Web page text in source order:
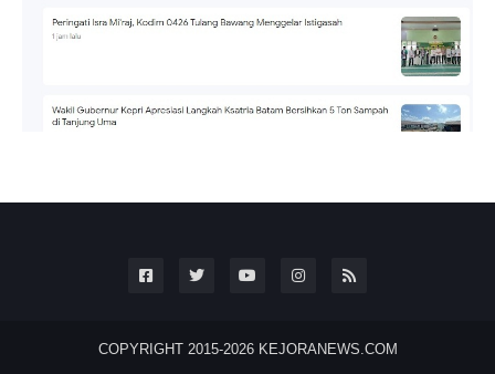
COPYRIGHT 2015-2026 KEJORANEWS.COM